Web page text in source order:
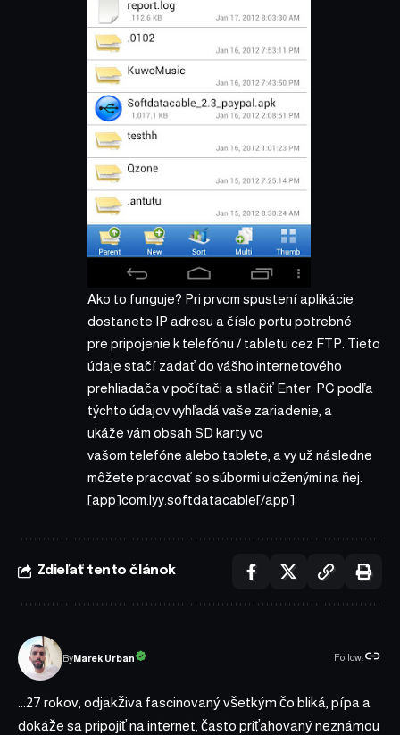
Ako to funguje? Pri prvom spustení aplikácie
dostanete IP adresu a číslo portu potrebné
pre pripojenie k telefónu / tabletu cez FTP. Tieto
údaje stačí zadať do vášho internetového
prehliadača v počítači a stlačiť Enter. PC podľa
týchto údajov vyhľadá vaše zariadenie, a
ukáže vám obsah SD karty vo
vašom telefóne alebo tablete, a vy už následne
môžete pracovať so súbormi uloženými na ňej.
[app]com.lyy.softdatacable[/app]
Zdieľať tento článok
ByMarek Urban Follow:
...27 rokov, odjakživa fascinovaný všetkým čo bliká, pípa a
dokáže sa pripojiť na internet, často priťahovaný neznámou